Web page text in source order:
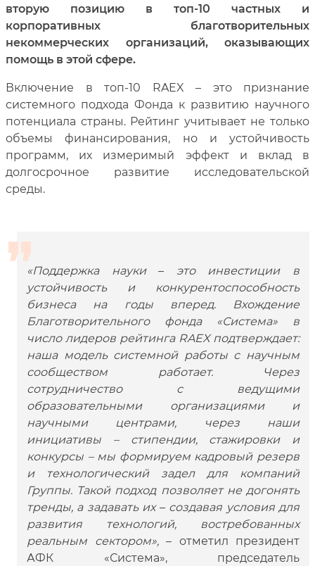
вторую позицию в топ‑10 частных и
корпоративных благотворительных
некоммерческих организаций, оказывающих
помощь в этой сфере.
Включение в топ‑10 RAEX – это признание
системного подхода Фонда к развитию научного
потенциала страны. Рейтинг учитывает не только
объемы финансирования, но и устойчивость
программ, их измеримый эффект и вклад в
долгосрочное развитие исследовательской
среды.
«Поддержка науки– это инвестиции в
устойчивость и конкурентоспособность
бизнеса на годы вперед. Вхождение
Благотворительного фонда «Система» в
число лидеров рейтинга RAEX подтверждает:
наша модель системной работы с научным
сообществом работает. Через
сотрудничество с ведущими
образовательными организациями и
научными центрами, через наши
инициативы – стипендии, стажировки и
конкурсы – мы формируем кадровый резерв
и технологический задел для компаний
Группы. Такой подход позволяет не догонять
тренды, а задавать их –создавая условия для
развития технологий, востребованных
реальным сектором»,– отметил президент
АФК «Система», председатель